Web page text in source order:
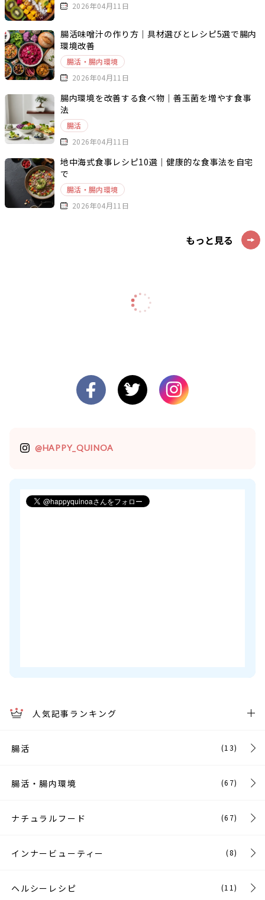
2026年04月11日
腸活味噌汁の作り方｜具材選びとレシピ5選で腸内
環境改善
腸活・腸内環境
2026年04月11日
腸内環境を改善する食べ物｜善玉菌を増やす食事
法
腸活
2026年04月11日
地中海式食事レシピ10選｜健康的な食事法を自宅
で
腸活・腸内環境
2026年04月11日
もっと見る
@HAPPY_QUINOA
人気記事ランキング
腸活 (13)
腸活・腸内環境 (67)
ナチュラルフード (67)
インナービューティー (8)
ヘルシーレシピ (11)